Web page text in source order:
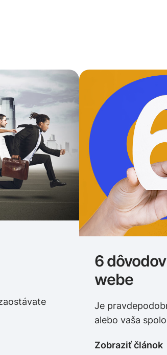
6
webe
Je
alebo vaša
Zobraziť článok